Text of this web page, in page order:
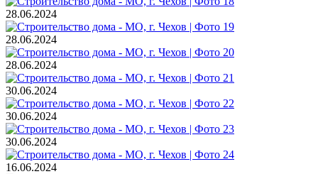
28.06.2024
28.06.2024
28.06.2024
30.06.2024
30.06.2024
30.06.2024
16.06.2024